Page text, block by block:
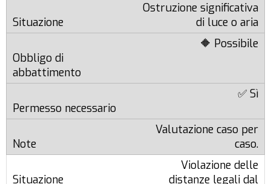
Ostruzione significativa
di luce o aria
🔶 Possibile
✅ Sì
Valutazione caso per
caso.
Violazione delle
distanze legali dal